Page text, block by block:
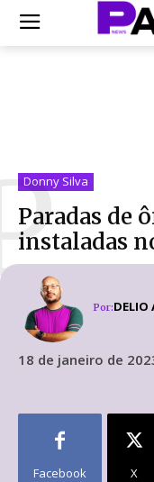
Donny Silva
Paradas de
instaladas
Por:DELIO
18 de janeiro de
Facebook X